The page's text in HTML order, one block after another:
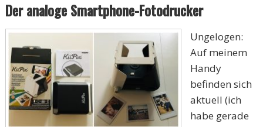
Der analoge Smartphone-Fotodrucker
Ungelogen:
Auf meinem
Handy
befinden sich
aktuell (ich
habe gerade